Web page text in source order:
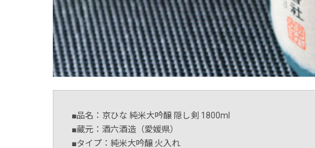
■品名：京ひな 純米大吟醸 隠し剣 1800ml
■蔵元：酒六酒造（愛媛県）
■タイプ：純米大吟醸 火入れ